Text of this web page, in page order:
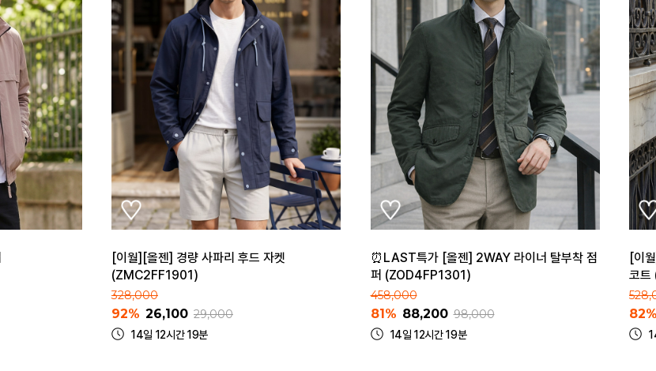
[이월][올젠] 경량 사파리 후드 자켓
(ZMC2FF1901)
328,000
92% 26,100 29,000
14일 12시간 19분
⏰LAST특가 [올젠] 2WAY 라이너 탈부착 점
퍼 (ZOD4FP1301)
458,000
81% 88,200 98,000
14일 12시간 19분
[이
코